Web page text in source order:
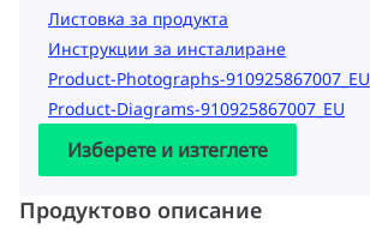
Листовка за продукта
Инструкции за инсталиране
Product-Photographs-910925867007_EU
Product-Diagrams-910925867007_EU
Изберете и изтеглете
Продуктово описание